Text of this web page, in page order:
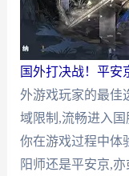
国外打决战！平安
外游戏玩家的最佳
域限制,流畅进入
你在游戏过程中体
阳师还是平安京,